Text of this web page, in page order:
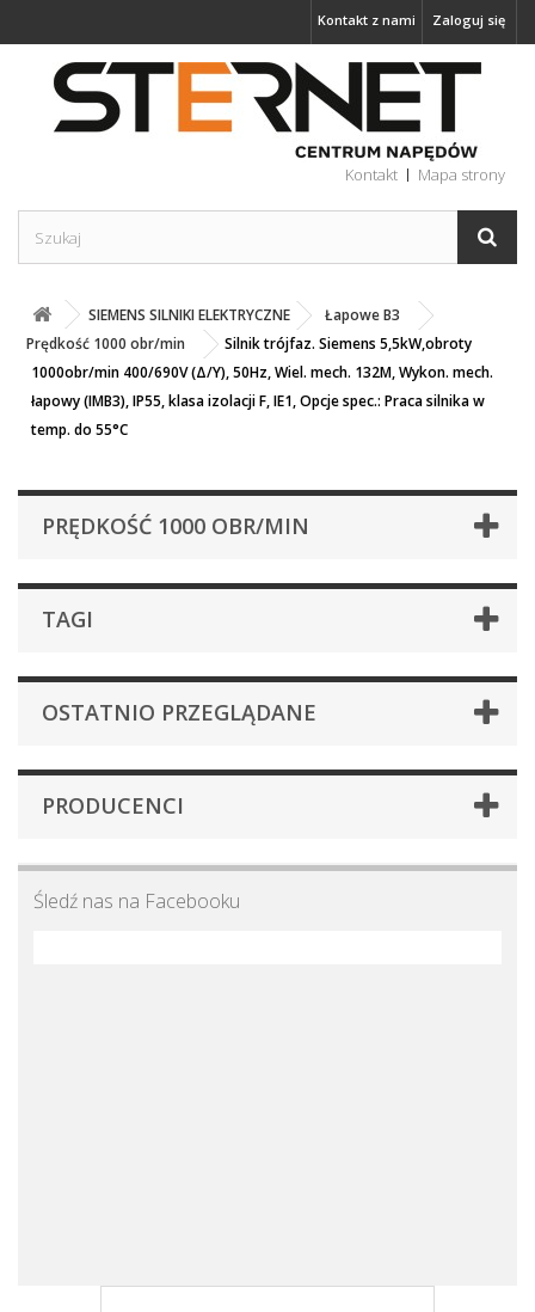
Zaloguj się
Kontakt z nami
Kontakt Mapa strony
SIEMENS SILNIKI ELEKTRYCZNE
Łapowe B3
Prędkość 1000 obr/min
Silnik trójfaz. Siemens 5,5kW,obroty
1000obr/min 400/690V (Δ/Y), 50Hz, Wiel. mech. 132M, Wykon. mech.
łapowy (IMB3), IP55, klasa izolacji F, IE1, Opcje spec.: Praca silnika w
temp. do 55°C
PRĘDKOŚĆ 1000 OBR/MIN
TAGI
OSTATNIO PRZEGLĄDANE
PRODUCENCI
Śledź nas na Facebooku